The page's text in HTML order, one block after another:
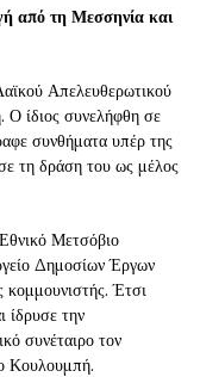
από τη Μεσσηνία και
Απελευθερωτικού
Ο ίδιος συνελήφθη σε
συνθήματα υπέρ της
τη δράση του ως μέλος
Μετσόβιο
Δημοσίων Έργων
κομμουνιστής. Έτσι
ίδρυσε την
συνέταιρο τον
Κουλουμπή.